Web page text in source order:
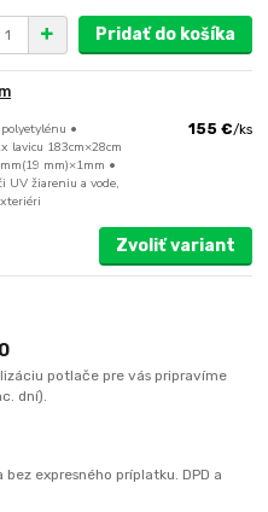
Pridať do košíka
•
lavicu 183cm×28cm
mm)×1mm •
UV žiareniu a vode,
155 €/ks
Zvoliť variant
potlače pre vás pripravíme
dní).
bez expresného príplatku. DPD a